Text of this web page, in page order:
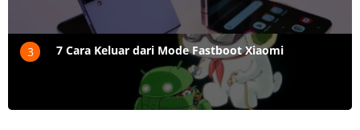
3 7 Cara Keluar dari Mode Fastboot Xiaomi